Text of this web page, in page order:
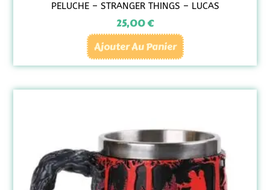
PELUCHE – STRANGER THINGS – LUCAS
25,00€
Ajouter Au Panier